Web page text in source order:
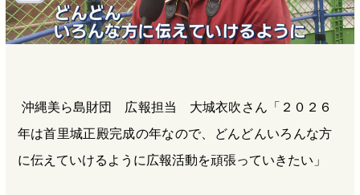
沖縄美ら島財団 広報担当 大城衣吹さん「２０２６
年は首里城正殿完成の年なので、どんどんいろんな方
に伝えていけるように広報活動を頑張っていきたい」